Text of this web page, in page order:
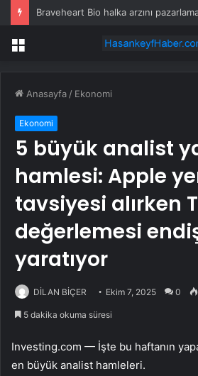
Menü
Anasayfa / Ekonomi
Ekonomi
5 büyük analist
hamlesi: Apple
tavsiyesi alırken
değerlemesi
yaratıyor
DİLAN BİÇER Ekim 7, 2025 0
5 dakika okuma süresi
Investing.com — İşte bu haftanın
en büyük analist hamleleri.